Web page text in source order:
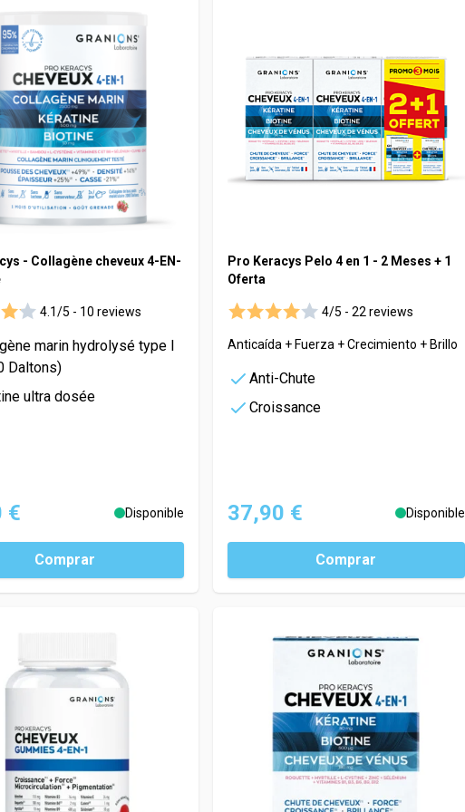
Somatoline
- Collagène cheveux 4-EN-
4.1/5 - 10 reviews
marin hydrolysé type I
Daltons)
ultra dosée
€ Disponible
Comprar
Pro Keracys Pelo 4 en 1 - 2 Meses + 1
Oferta
4/5 - 22 reviews
Anticaída + Fuerza + Crecimiento + Brillo
Anti-Chute
Croissance
37,90 € Disponible
Comprar